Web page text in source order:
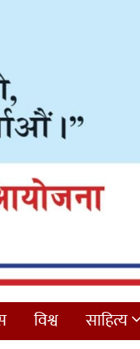
विश्व साहित्य